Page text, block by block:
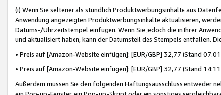
(i) Wenn Sie seltener als stündlich Produktwerbungsinhalte aus
Anwendung angezeigten Produktwerbungsinhalte aktualisieren,
Datums-/Uhrzeitstempel einfügen. Wenn Sie jedoch die in Ihrer
und aktualisiert haben, kann der Datumsteil des Stempels entfallen.
• Preis auf [Amazon-Website einfügen]: [EUR/GBP] 32,77 (Stand
• Preis auf [Amazon-Website einfügen]: [EUR/GBP] 32,77 (Stand
Außerdem müssen Sie den folgenden Haftungsausschluss entweder
ein Pop-up-Fenster, ein Pop-up-Skript oder ein sonstiges